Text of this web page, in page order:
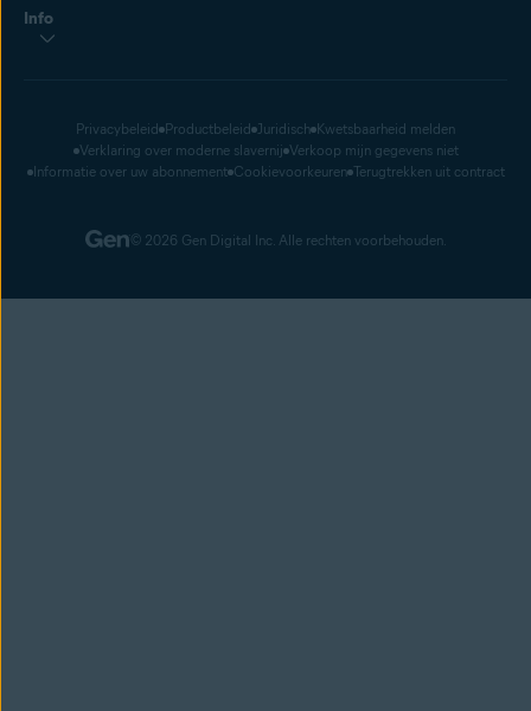
Info
Privacybeleid Productbeleid Juridisch Kwetsbaarheid melden
Verklaring over moderne slavernij Verkoop mijn gegevens niet
Informatie over uw abonnement Cookievoorkeuren Terugtrekken uit contract
© 2026 Gen Digital Inc. Alle rechten voorbehouden.